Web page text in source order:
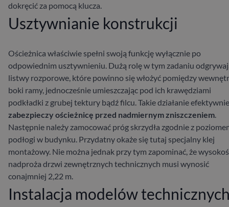
dokręcić za pomocą klucza.
Usztywnianie konstrukcji
Ościeżnica właściwie spełni swoją funkcję wyłącznie po
odpowiednim usztywnieniu. Dużą rolę w tym zadaniu
listwy rozporowe, które powinno się włożyć pomiędzy
boki ramy, jednocześnie umieszczając pod ich krawędziami
podkładki z grubej tektury bądź filcu. Takie działanie efektywnie
zabezpieczy ościeżnicę przed nadmiernym zniszczeniem.
Następnie należy zamocować próg skrzydła zgodnie z
podłogi w budynku. Przydatny okaże się tutaj specjalny klej
montażowy. Nie można jednak przy tym zapominać, że
nadproża drzwi zewnętrznych technicznych musi wynosić
conajmniej 2,22 m.
Instalacja modelów